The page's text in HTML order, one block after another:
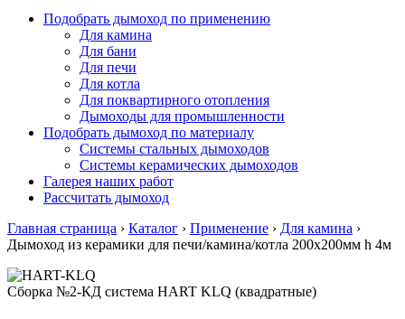
Подобрать дымоход по применению
Для камина
Для бани
Для печи
Для котла
Для поквартирного отопления
Дымоходы для промышленности
Подобрать дымоход по материалу
Системы стальных дымоходов
Системы керамических дымоходов
Галерея наших работ
Рассчитать дымоход
Главная страница › Каталог › Применение › Для камина ›
Дымоход из керамики для печи/камина/котла 200х200мм h 4м
Сборка №2-КД система HART KLQ (квадратные)